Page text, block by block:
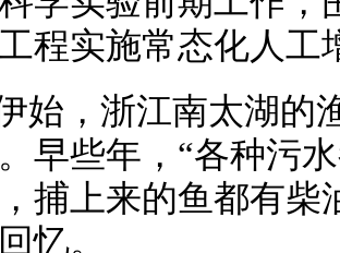
程实施常态化人工
始，浙江南太湖的
早些年，“各种污
捕上来的鱼都有柴
忆。